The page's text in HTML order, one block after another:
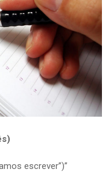
escrever”)”